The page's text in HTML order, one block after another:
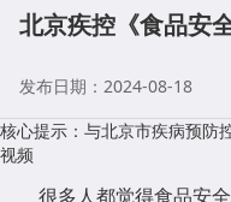
北京疾控《食品安
发布日期：2024-08-18
核心提示：与北京市疾病预防
视频
很多人都觉得食品安